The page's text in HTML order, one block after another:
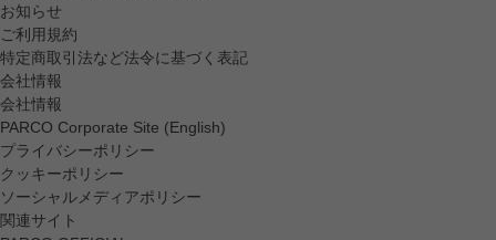
お知らせ
ご利用規約
特定商取引法など法令に基づく表記
会社情報
会社情報
PARCO Corporate Site (English)
プライバシーポリシー
クッキーポリシー
ソーシャルメディアポリシー
関連サイト